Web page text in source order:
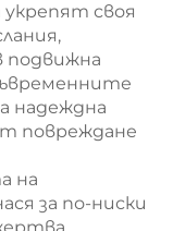
своя
подвижна
надеждна
повреждане
на
за по-ниски